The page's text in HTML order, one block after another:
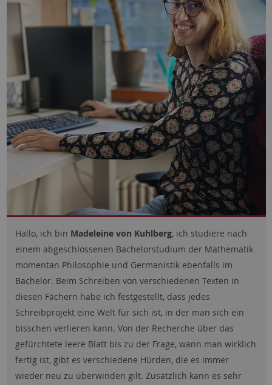
Hallo, ich bin Madeleine von Kuhlberg, ich studiere nach
einem abgeschlossenen Bachelorstudium der Mathematik
momentan Philosophie und Germanistik ebenfalls im
Bachelor. Beim Schreiben von verschiedenen Texten in
diesen Fächern habe ich festgestellt, dass jedes
Schreibprojekt eine Welt für sich ist, in der man sich ein
bisschen verlieren kann. Von der Recherche über das
gefürchtete leere Blatt bis zu der Frage, wann man wirklich
fertig ist, gibt es verschiedene Hürden, die es immer
wieder neu zu überwinden gilt. Zusätzlich kann es sehr